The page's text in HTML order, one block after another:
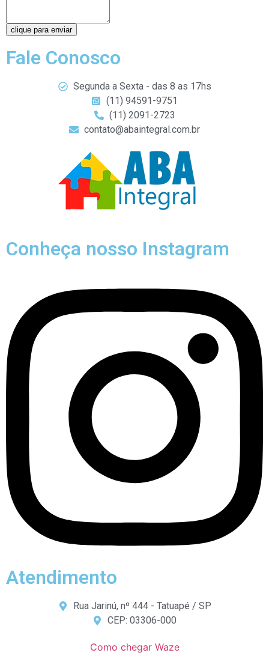
clique para enviar
Fale Conosco
Segunda a Sexta - das 8 as 17hs
(11) 94591-9751
(11) 2091-2723
contato@abaintegral.com.br
Conheça nosso Instagram
Atendimento
Rua Jarinú, nº 444 - Tatuapé / SP
CEP: 03306-000
Como chegar Waze